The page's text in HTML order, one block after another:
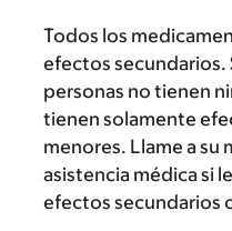
Todos los
efectos secundarios.
personas no tienen
tienen solamente
menores. Llame a su
asistencia médica si
efectos secundarios